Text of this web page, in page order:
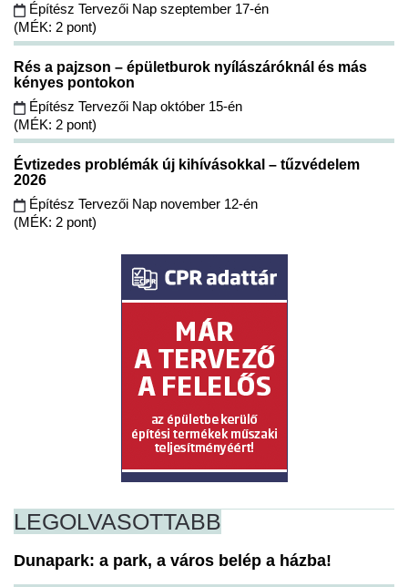
Építész Tervezői Nap szeptember 17-én
(MÉK: 2 pont)
Rés a pajzson – épületburok nyílászáróknál és más
kényes pontokon
Építész Tervezői Nap október 15-én
(MÉK: 2 pont)
Évtizedes problémák új kihívásokkal – tűzvédelem
2026
Építész Tervezői Nap november 12-én
(MÉK: 2 pont)
LEGOLVASOTTABB
Dunapark: a park, a város belép a házba!